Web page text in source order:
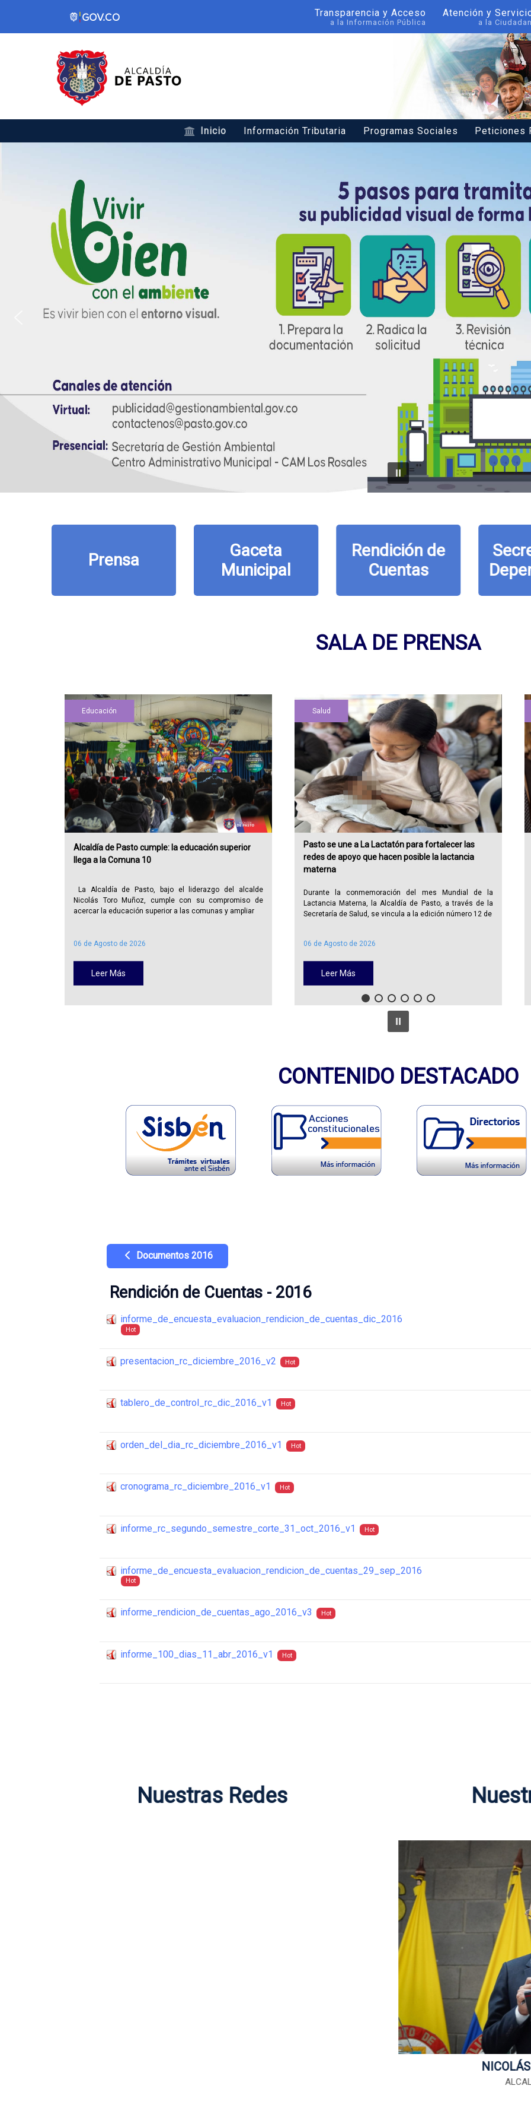
Transparencia y Acceso
a la Información Pública
Atención y
a la
Inicio Información Tributaria Programas Sociales Peticiones
Prensa
Gaceta
Municipal
Rendición de
Cuentas
SALA DE PRENSA
06 de Agosto de 2026
Leer Más
Educación
Alcaldía de Pasto cumple: la educación superior
llega a la Comuna 10
La Alcaldía de Pasto, bajo el liderazgo del alcalde
Nicolás Toro Muñoz, cumple con su compromiso de
acercar la educación superior a las comunas y ampliar
06 de Agosto de 2026
Leer Más
Salud
Pasto se une a La Lactatón para fortalecer las
redes de apoyo que hacen posible la lactancia
materna
Durante la conmemoración del mes Mundial de la
Lactancia Materna, la Alcaldía de Pasto, a través de la
Secretaría de Salud, se vincula a la edición número 12 de
CONTENIDO DESTACADO
Documentos 2016
Rendición de Cuentas - 2016
informe_de_encuesta_evaluacion_rendicion_de_cuentas_dic_2016
Hot
presentacion_rc_diciembre_2016_v2 Hot
tablero_de_control_rc_dic_2016_v1 Hot
orden_del_dia_rc_diciembre_2016_v1 Hot
cronograma_rc_diciembre_2016_v1 Hot
informe_rc_segundo_semestre_corte_31_oct_2016_v1 Hot
informe_de_encuesta_evaluacion_rendicion_de_cuentas_29_sep_2016
Hot
informe_rendicion_de_cuentas_ago_2016_v3 Hot
informe_100_dias_11_abr_2016_v1 Hot
Nuestras Redes